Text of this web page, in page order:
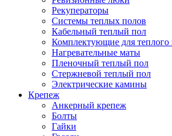
Рекуператоры
Системы теплых полов
Кабельный теплый пол
Комплектующие для теплого
Нагревательные маты
Пленочный теплый пол
Стержневой теплый пол
Электрические камины
Крепеж
Анкерный крепеж
Болты
Гайки